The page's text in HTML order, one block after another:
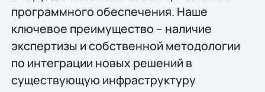
программного обеспечения. Наше
ключевое преимущество – наличие
экспертизы и собственной методологии
по интеграции новых решений в
существующую инфраструктуру